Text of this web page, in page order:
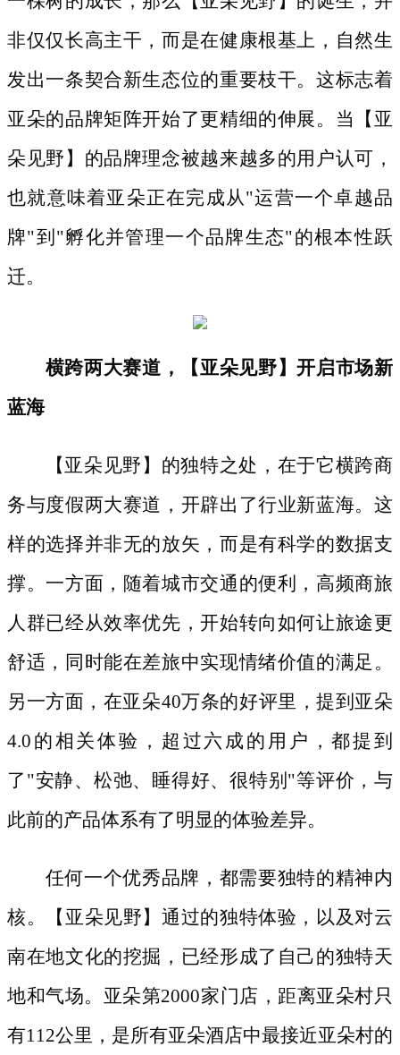
非仅仅长高主干，而是在健康根基上，自然生
发出一条契合新生态位的重要枝干。这标志着
亚朵的品牌矩阵开始了更精细的伸展。当【亚
朵见野】的品牌理念被越来越多的用户认可，
也就意味着亚朵正在完成从"运营一个卓越品
牌"到"孵化并管理一个品牌生态"的根本性跃
迁。
横跨两大赛道，【亚朵见野】开启市场新
蓝海
【亚朵见野】的独特之处，在于它横跨商
务与度假两大赛道，开辟出了行业新蓝海。这
样的选择并非无的放矢，而是有科学的数据支
撑。一方面，随着城市交通的便利，高频商旅
人群已经从效率优先，开始转向如何让旅途更
舒适，同时能在差旅中实现情绪价值的满足。
另一方面，在亚朵40万条的好评里，提到亚朵
4.0的相关体验，超过六成的用户，都提到
了"安静、松弛、睡得好、很特别"等评价，与
此前的产品体系有了明显的体验差异。
任何一个优秀品牌，都需要独特的精神内
核。【亚朵见野】通过的独特体验，以及对云
南在地文化的挖掘，已经形成了自己的独特天
地和气场。亚朵第2000家门店，距离亚朵村只
有112公里，是所有亚朵酒店中最接近亚朵村的